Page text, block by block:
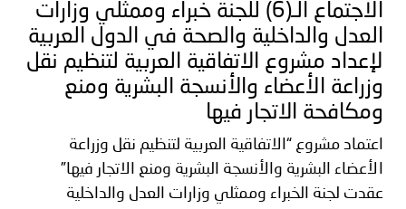
الاجتماع الـ(6) للجنة خبراء وممثلي وزارات
العدل والداخلية والصحة في الدول العربية
لإعداد مشروع الاتفاقية العربية لتنظيم نقل
وزراعة الأعضاء والأنسجة البشرية ومنع
ومكافحة الاتجار فيها
اعتماد مشروع “الاتفاقية العربية لتنظيم نقل وزراعة
الأعضاء البشرية والأنسجة البشرية ومنع الاتجار فيها”
عقدت لجنة الخبراء وممثلي وزارات العدل والداخلية